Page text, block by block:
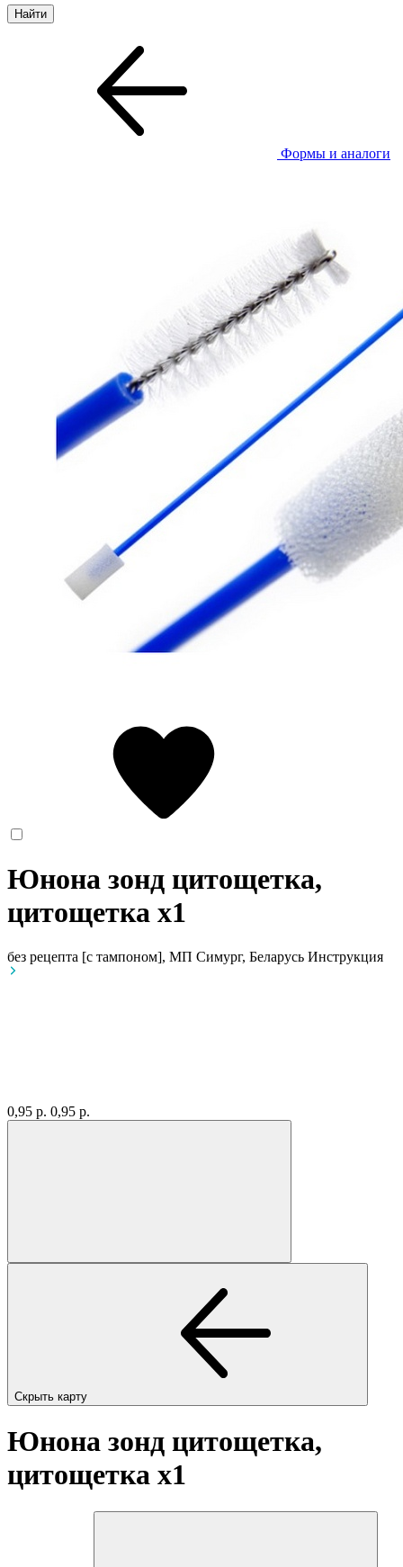
Формы и аналоги
Юнона зонд цитощетка,
цитощетка x1
без рецепта [с тампоном], МП Симург, Беларусь Инструкция
0,95 р. 0,95 р.
Скрыть карту
Юнона зонд цитощетка,
цитощетка x1